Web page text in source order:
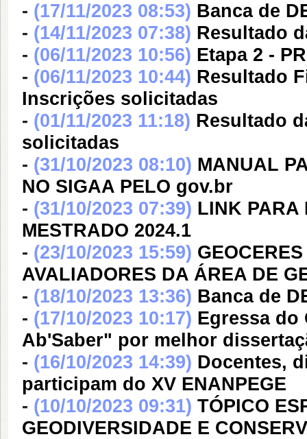
- (17/11/2023 08:53) Banca de
- (14/11/2023 07:38) Resultado
- (06/11/2023 10:56) Etapa 2 -
- (06/11/2023 10:44) Resultado
Inscrições solicitadas
- (01/11/2023 11:18) Resultado
solicitadas
- (31/10/2023 08:10) MANUAL
NO SIGAA PELO gov.br
- (31/10/2023 07:39) LINK PARA
MESTRADO 2024.1
- (23/10/2023 15:59)
AVALIADORES DA ÁREA DE
- (18/10/2023 13:36) Banca de
- (17/10/2023 10:17) Egressa do
Ab'Saber" por melhor
- (16/10/2023 14:39) Docentes,
participam do XV ENANPEGE
- (10/10/2023 09:31) TÓPICO
GEODIVERSIDADE E